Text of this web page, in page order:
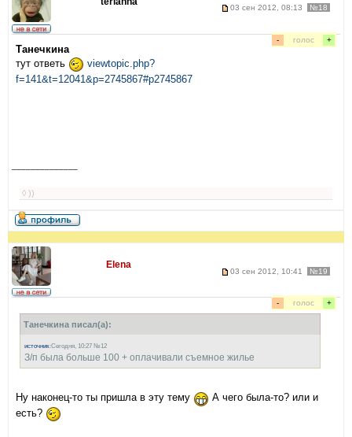
03 сен 2012, 08:13 №18
- голос +
Танечкина
тут ответь
viewtopic.php?
f=141&t=12041&p=2745867#p2745867
◊ ))
Elena
03 сен 2012, 10:41 №19
- голос +
Танечкина писал(а):
источник:Сегодня, 10:27 №12
З/п была больше 100 + оплачивали съемное жилье
Ну наконец-то ты пришла в эту тему
А чего была-то? или и
есть?